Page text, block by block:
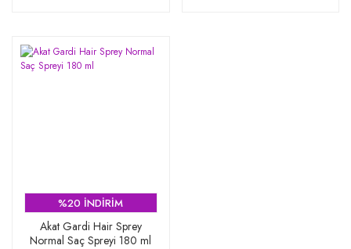
%20 İNDİRİM
Akat Gardi Hair Sprey
Normal Saç Spreyi 180 ml